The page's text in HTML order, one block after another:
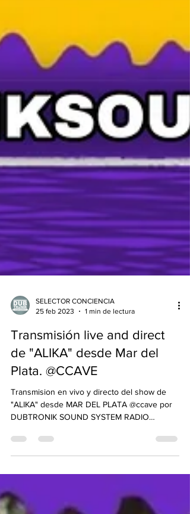
SELECTOR CONCIENCIA
25 feb 2023
1 min de lectura
Transmisión live and direct
Plata. @CCAVE
Transmision en vivo y directo del show de
STATION...